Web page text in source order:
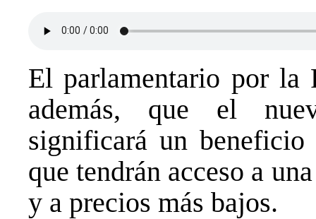
El parlamentario por la
además, que el
significará un
que tendrán acceso a
y a precios más bajos.